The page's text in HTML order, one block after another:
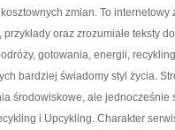
zmian. To
przykłady oraz zrozumiałe teksty
gotowania, energii,
bardziej świadomy styl życia.
środowiskowe, ale
i Upcykling. Charakter